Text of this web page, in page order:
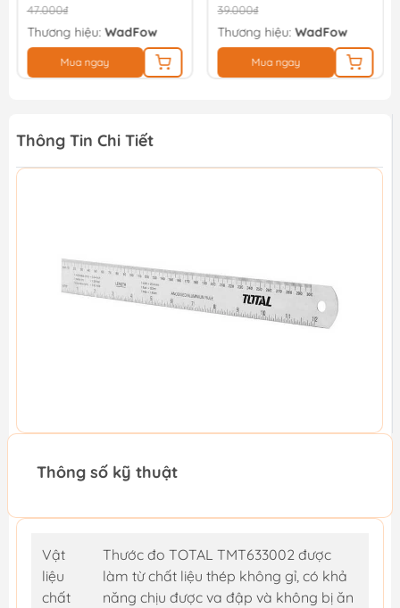
47.000₫
Thương hiệu: WadFow
Mua ngay
39.000₫
Thương hiệu:WadFow
Mua ngay
Thông Tin Chi Tiết
Thông số kỹ thuật
Vật
liệu
chất
Thước đo TOTAL TMT633002 được
làm từ chất liệu thép không gỉ, có khả
năng chịu được va đập và không bị ăn